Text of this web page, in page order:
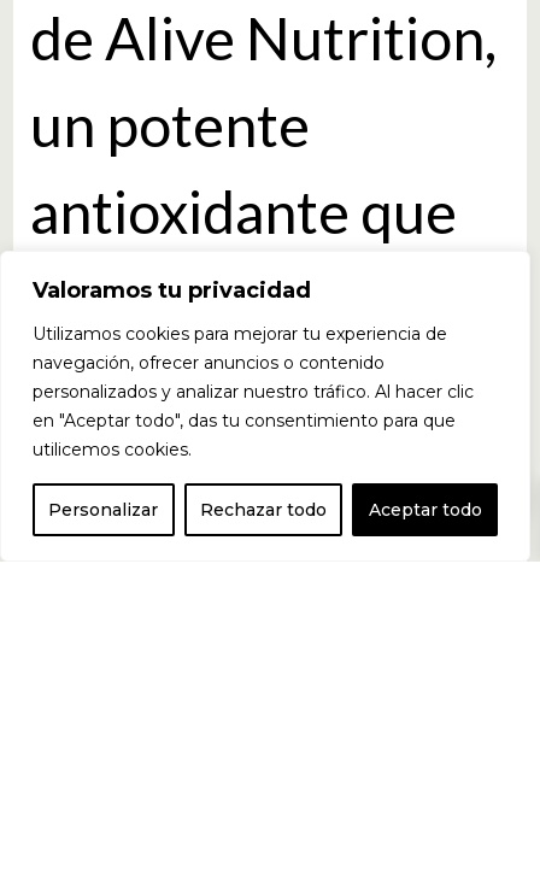
Valoramos tu privacidad
Utilizamos cookies para mejorar tu experiencia de
navegación, ofrecer anuncios o contenido
personalizados y analizar nuestro tráfico. Al hacer clic
en "Aceptar todo", das tu consentimiento para que
utilicemos cookies.
Personalizar Rechazar todo Aceptar todo
de Alive Nutrition,
un potente
antioxidante que
apoya la salud
celular y la
desintoxicación
del organismo. El